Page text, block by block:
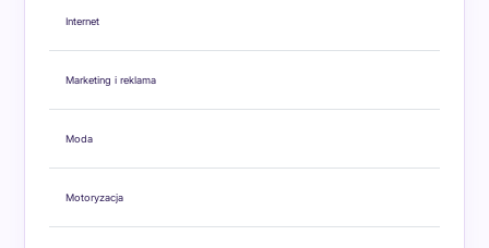
Internet
Marketing i reklama
Moda
Motoryzacja